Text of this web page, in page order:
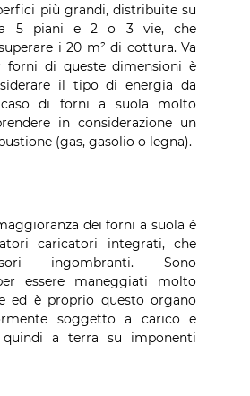
più grandi, distribuite su
5 piani e 2 o 3 vie, che
i 20 m² di cottura. Va
forni di queste dimensioni è
il tipo di energia da
caso di forni a suola molto
in considerazione un
(gas, gasolio o legna).
dei forni a suola è
caricatori integrati, che
ingombranti. Sono
essere maneggiati molto
ed è proprio questo organo
soggetto a carico e
quindi a terra su imponenti